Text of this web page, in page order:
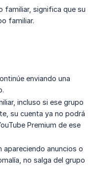
familiar, significa que su
familiar.
enviando una
incluso si ese grupo
su cuenta ya no podrá
Premium de ese
apareciendo anuncios o
no salga del grupo